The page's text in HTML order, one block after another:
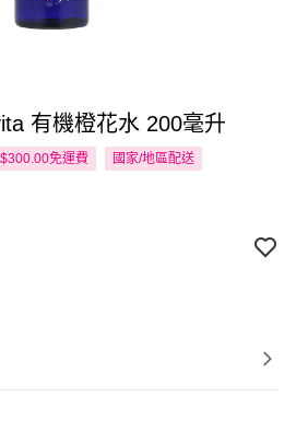
有機橙花水 200毫升
免運費 國家/地區配送